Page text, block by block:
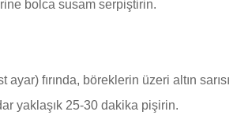
bolca susam serpiştirin.
ayar) fırında, böreklerin üzeri altın sarısı
yaklaşık 25-30 dakika pişirin.